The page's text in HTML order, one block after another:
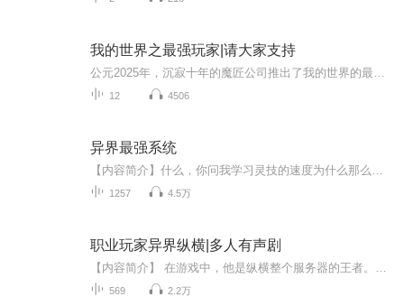
我的世界之最强玩家|请大家支持
12 4506
异界最强系统
1257 4.5万
职业玩家异界纵横|多人有声剧
569 2.2万